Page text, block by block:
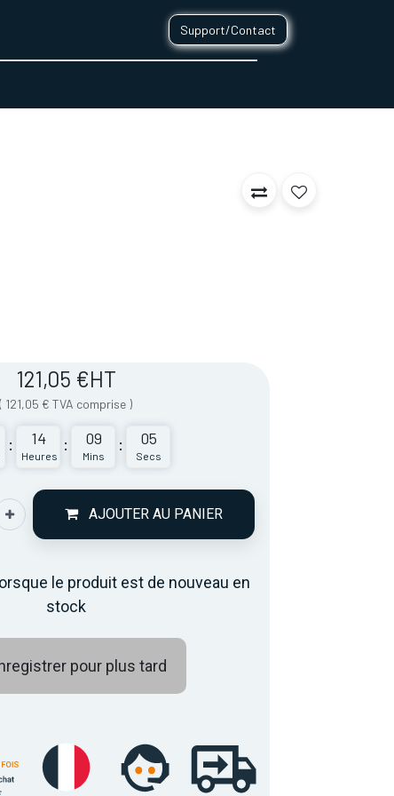
Support/Contact
121,05 €HT
( 121,05 € TVA comprise )
: 14
Heures
: 09
Mins
: 05
Secs
AJOUTER AU PANIER
le produit est de nouveau en
stock
pour plus tard